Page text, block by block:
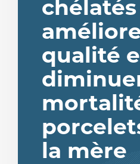
qualité
la mère